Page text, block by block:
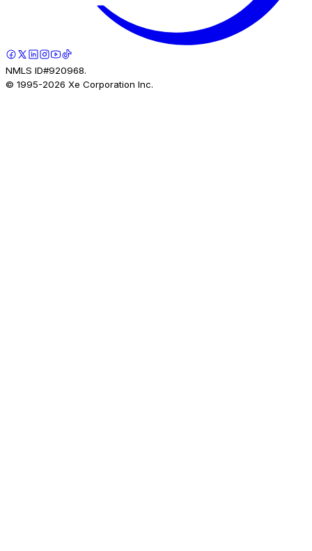
NMLS ID#920968.
© 1995-2026 Xe Corporation Inc.